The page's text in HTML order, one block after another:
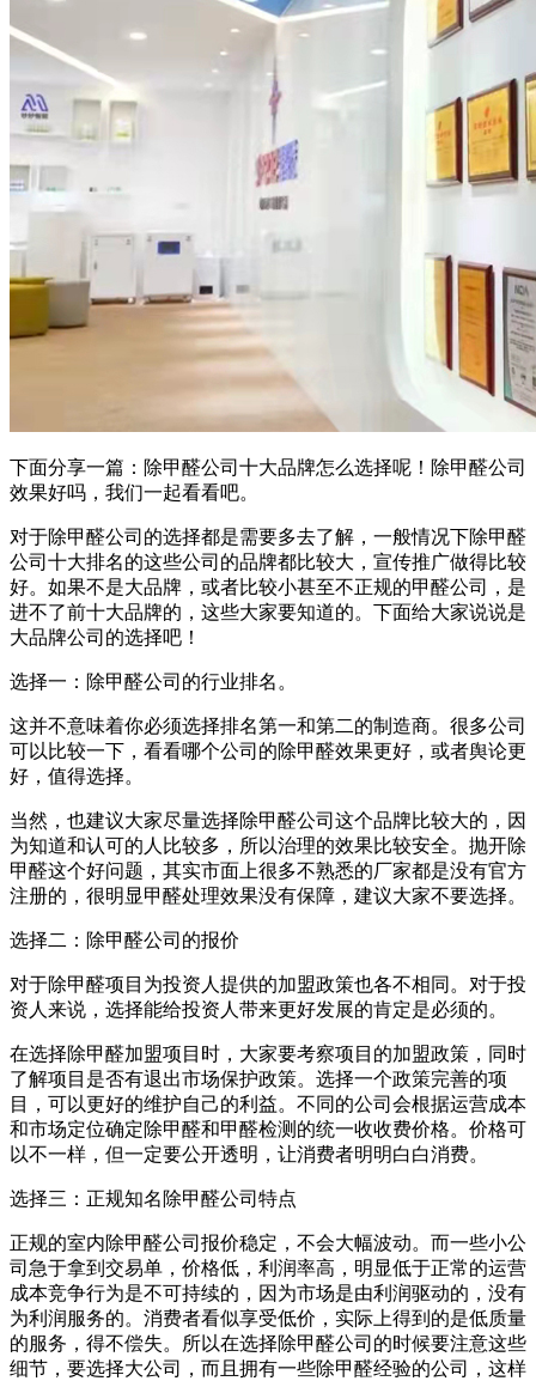
下面分享一篇：除甲醛公司十大品牌怎么选择呢！除甲醛公司
效果好吗，我们一起看看吧。
对于除甲醛公司的选择都是需要多去了解，一般情况下除甲醛
公司十大排名的这些公司的品牌都比较大，宣传推广做得比较
好。如果不是大品牌，或者比较小甚至不正规的甲醛公司，是
进不了前十大品牌的，这些大家要知道的。下面给大家说说是
大品牌公司的选择吧！
选择一：除甲醛公司的行业排名。
这并不意味着你必须选择排名第一和第二的制造商。很多公司
可以比较一下，看看哪个公司的除甲醛效果更好，或者舆论更
好，值得选择。
当然，也建议大家尽量选择除甲醛公司这个品牌比较大的，因
为知道和认可的人比较多，所以治理的效果比较安全。抛开除
甲醛这个好问题，其实市面上很多不熟悉的厂家都是没有官方
注册的，很明显甲醛处理效果没有保障，建议大家不要选择。
选择二：除甲醛公司的报价
对于除甲醛项目为投资人提供的加盟政策也各不相同。对于投
资人来说，选择能给投资人带来更好发展的肯定是必须的。
在选择除甲醛加盟项目时，大家要考察项目的加盟政策，同时
了解项目是否有退出市场保护政策。选择一个政策完善的项
目，可以更好的维护自己的利益。不同的公司会根据运营成本
和市场定位确定除甲醛和甲醛检测的统一收收费价格。价格可
以不一样，但一定要公开透明，让消费者明明白白消费。
选择三：正规知名除甲醛公司特点
正规的室内除甲醛公司报价稳定，不会大幅波动。而一些小公
司急于拿到交易单，价格低，利润率高，明显低于正常的运营
成本竞争行为是不可持续的，因为市场是由利润驱动的，没有
为利润服务的。消费者看似享受低价，实际上得到的是低质量
的服务，得不偿失。所以在选择除甲醛公司的时候要注意这些
细节，要选择大公司，而且拥有一些除甲醛经验的公司，这样